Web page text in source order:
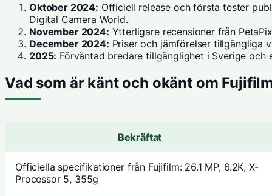
Oktober 2024: Officiell release och första tester
Digital Camera World.
November 2024: Ytterligare recensioner från
December 2024: Priser och jämförelser tillgängliga
2025: Förväntad bredare tillgänglighet i Sverige och
Vad som är känt och okänt om
Bekräftat
Officiella specifikationer från Fujifilm: 26.1 MP, 6.2K, X-
Processor 5, 355g